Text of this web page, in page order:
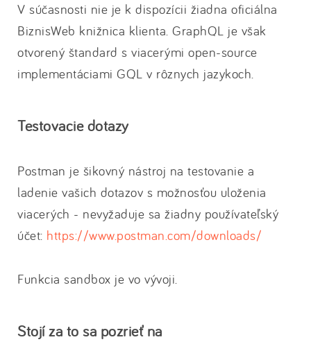
V súčasnosti nie je k dispozícii žiadna oficiálna
BiznisWeb knižnica klienta. GraphQL je však
otvorený štandard s viacerými open-source
implementáciami GQL v rôznych jazykoch.
Testovacie dotazy
Postman je šikovný nástroj na testovanie a
ladenie vašich dotazov s možnosťou uloženia
viacerých - nevyžaduje sa žiadny používateľský
účet: https://www.postman.com/downloads/
Funkcia sandbox je vo vývoji.
Stojí za to sa pozrieť na